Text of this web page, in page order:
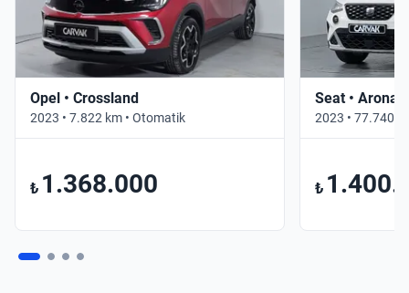
Opel • Crossland
2023 • 7.822 km • Otomatik
₺ 1.368.000
Seat • Arona
2023 • 77.740
₺